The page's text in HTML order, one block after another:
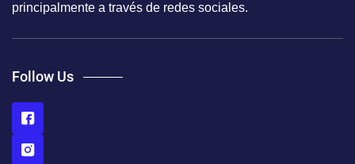
principalmente a través de redes sociales.
Follow Us